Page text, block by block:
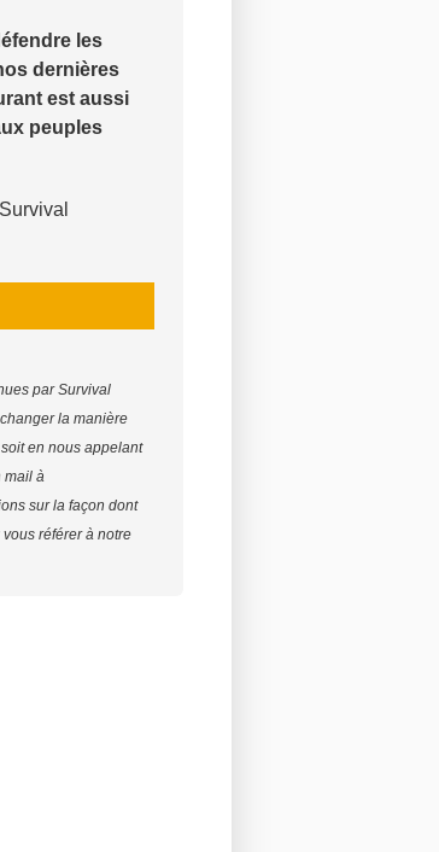
les
dernières
est aussi
peuples
par Survival
la manière
en nous appelant
mail à
sur la façon dont
référer à notre